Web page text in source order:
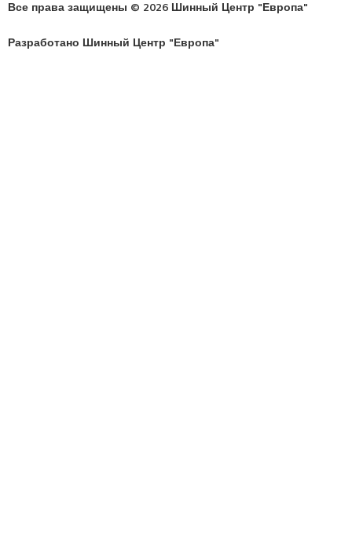
Все права защищены © 2026 Шинный Центр "Европа"
Разработано Шинный Центр "Европа"